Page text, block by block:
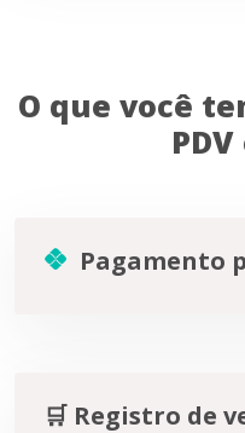
O que você
Pagamento
🛒 Registro de